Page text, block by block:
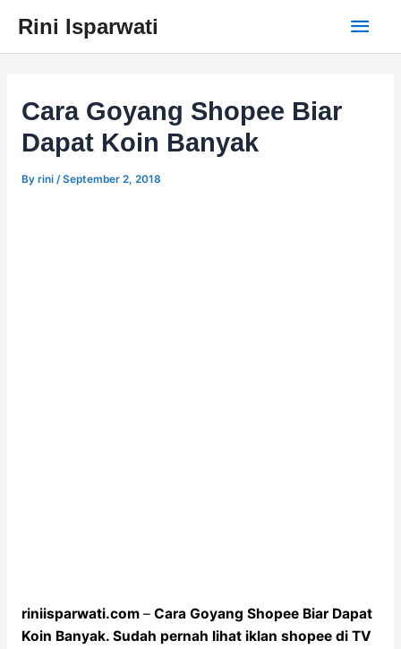
content
Rini Isparwati
Main
Cara Goyang Shopee Biar
Dapat Koin Banyak
By rini /September 2, 2018
riniisparwati.com– Cara Goyang Shopee Biar Dapat
Koin Banyak. Sudah pernah lihat iklan shopee di TV